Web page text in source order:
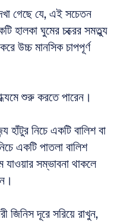
গেছে যে, এই সচেতন
হালকা ঘুমের চক্রের সমতুল্য
উচ্চ মানসিক চাপপূর্ণ
শুরু করতে পারেন।
হাঁটুর নিচে একটি বালিশ বা
একটি পাতলা বালিশ
যাওয়ার সম্ভাবনা থাকলে
জিনিস দূরে সরিয়ে রাখুন,